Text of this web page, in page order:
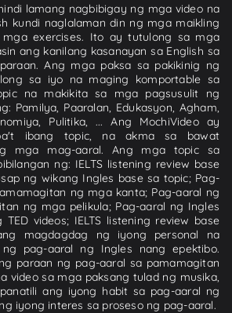
lamang nagbibigay ng mga video na
kundi naglalaman din ng mga maikling
mga exercises. Ito ay tutulong sa mga
ang kanilang kasanayan sa English sa
Ang mga paksa sa pakikinig ng
sa iyo na maging komportable sa
na makikita sa mga pagsusulit ng
Pamilya, Paaralan, Edukasyon, Agham,
Pulitika, ... Ang MochiVideo ay
ibang topic, na akma sa bawat
mga mag-aaral. Ang mga topic sa
ng: IELTS listening review base
ng wikang Ingles base sa topic; Pag-
ng mga kanta; Pag-aaral ng
ng mga pelikula; Pag-aaral ng Ingles
videos; IELTS listening review base
magdagdag ng iyong personal na
pag-aaral ng Ingles nang epektibo.
paraan ng pag-aaral sa pamamagitan
video sa mga paksang tulad ng musika,
ang iyong habit sa pag-aaral ng
iyong interes sa proseso ng pag-aaral.